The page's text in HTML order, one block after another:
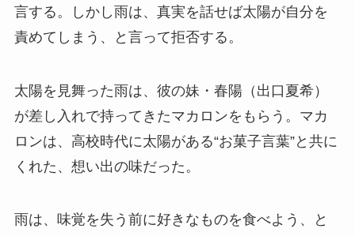
言する。しかし雨は、真実を話せば太陽が自分を
責めてしまう、と言って拒否する。
太陽を見舞った雨は、彼の妹・春陽（出口夏希）
が差し入れで持ってきたマカロンをもらう。マカ
ロンは、高校時代に太陽がある“お菓子言葉”と共に
くれた、想い出の味だった。
雨は、味覚を失う前に好きなものを食べよう、と